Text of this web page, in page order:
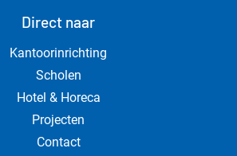
Direct naar
Kantoorinrichting
Scholen
Hotel & Horeca
Projecten
Contact